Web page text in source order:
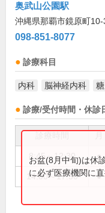
奥武山公園駅
沖縄県那覇市鏡原町10-
098-851-8077
診療科目
内科 脳神経内科
診療/受付時間・休診
8:45～12:30 ●
14:00～17:30 ●
お盆(8月中旬)は休
に必ず医療機関に